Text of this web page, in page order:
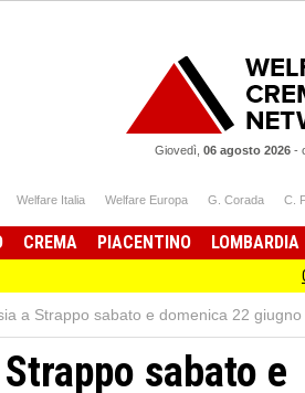
Giovedì, 06 agosto 2026-
Welfare Italia Welfare Europa G. Corada C.
CREMA PIACENTINO LOMBARDIA
Guccini,
a Strappo sabato e domenica 22 giugno
sabato e